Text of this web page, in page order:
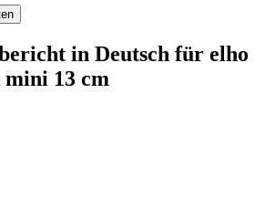
in Deutsch für elho
mini 13 cm